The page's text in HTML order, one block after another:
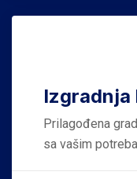
Izgradnja
Prilagođena
sa vašim